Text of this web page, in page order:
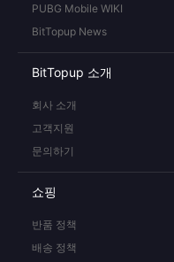
PUBG Mobile WIKI
BitTopup News
BitTopup 소개
회사 소개
고객지원
문의하기
쇼핑
반품 정책
배송 정책